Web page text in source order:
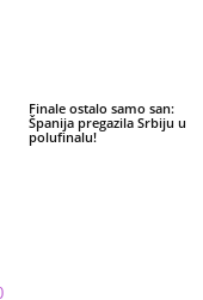
Finale ostalo samo san:
Španija pregazila Srbiju u
polufinalu!